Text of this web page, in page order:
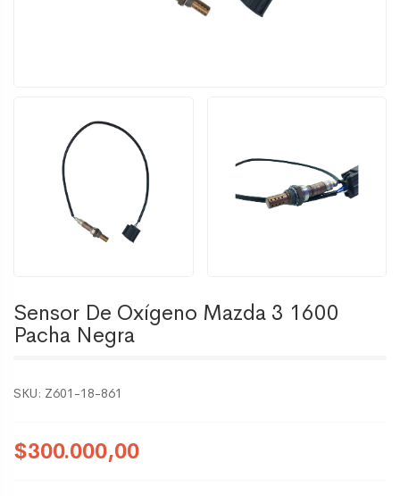
Sensor De Oxígeno Mazda 3 1600
Pacha Negra
SKU: Z601-18-861
$300.000,00